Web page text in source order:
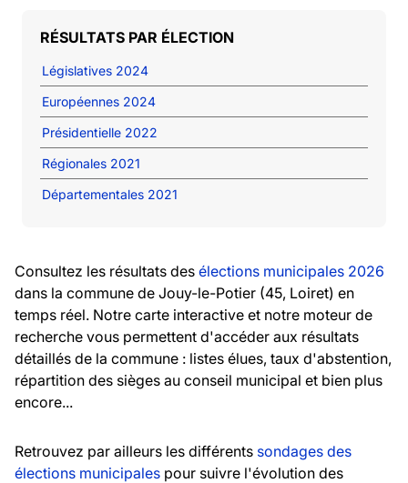
RÉSULTATS PAR ÉLECTION
Législatives 2024
Européennes 2024
Présidentielle 2022
Régionales 2021
Départementales 2021
Consultez les résultats des élections municipales 2026
dans la commune de Jouy-le-Potier (45, Loiret) en
temps réel. Notre carte interactive et notre moteur de
recherche vous permettent d'accéder aux résultats
détaillés de la commune : listes élues, taux d'abstention,
répartition des sièges au conseil municipal et bien plus
encore...
Retrouvez par ailleurs les différents sondages des
élections municipales pour suivre l'évolution des